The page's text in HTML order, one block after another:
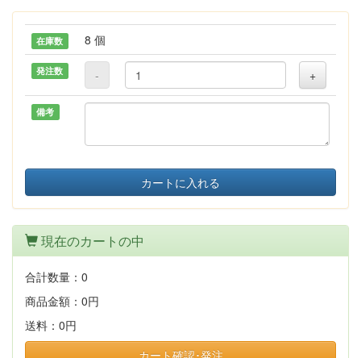
在庫数 8 個
発注数 - +
備考
カートに入れる
現在のカートの中
合計数量： 0
商品金額： 0円
送料： 0円
カート確認･発注